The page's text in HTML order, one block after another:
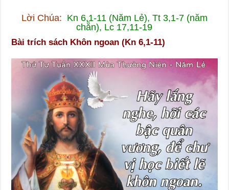
Lời Chúa: Kn 6,1-11 (Năm Lẻ), Tt 3,1-7 (năm
chẵn), Lc 17,11-19
Bài trích sách Khôn ngoan (Kn 6,1-11)